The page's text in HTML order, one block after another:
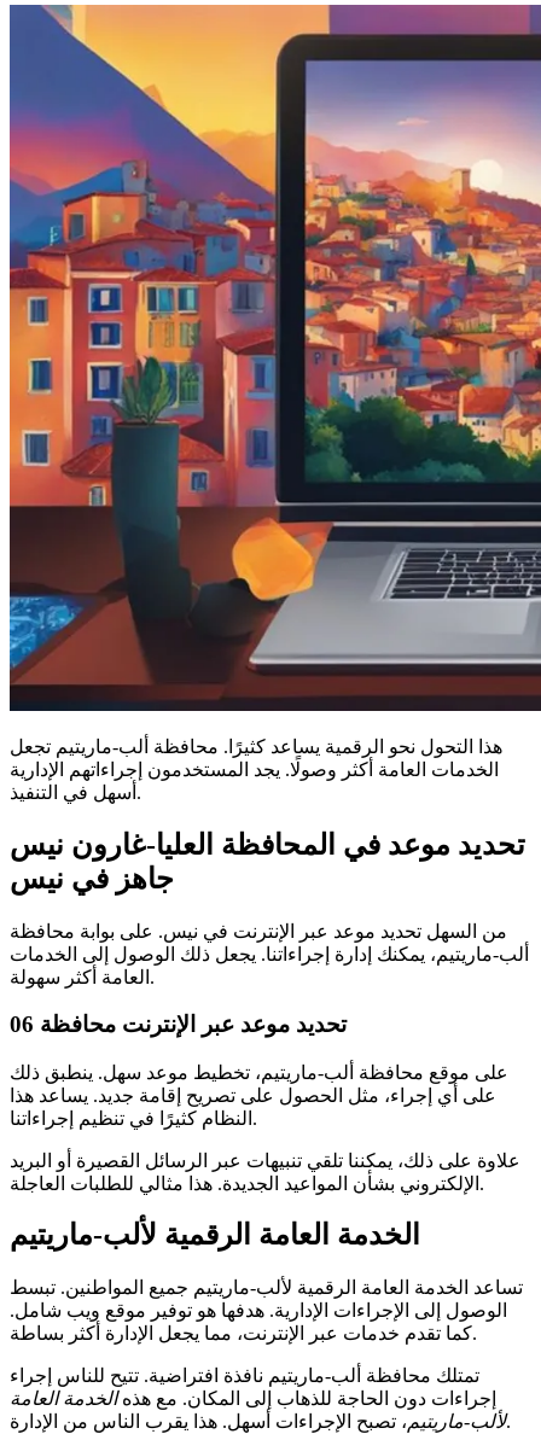
هذا التحول نحو الرقمية يساعد كثيرًا. محافظة ألب-ماريتيم تجعل
الخدمات العامة أكثر وصولًا. يجد المستخدمون إجراءاتهم الإدارية
أسهل في التنفيذ.
تحديد موعد في المحافظة العليا-غارون نيس
جاهز في نيس
من السهل تحديد موعد عبر الإنترنت في نيس. على بوابة محافظة
ألب-ماريتيم، يمكنك إدارة إجراءاتنا. يجعل ذلك الوصول إلى الخدمات
العامة أكثر سهولة.
تحديد موعد عبر الإنترنت محافظة 06
على موقع محافظة ألب-ماريتيم، تخطيط موعد سهل. ينطبق ذلك
على أي إجراء، مثل الحصول على تصريح إقامة جديد. يساعد هذا
النظام كثيرًا في تنظيم إجراءاتنا.
علاوة على ذلك، يمكننا تلقي تنبيهات عبر الرسائل القصيرة أو البريد
الإلكتروني بشأن المواعيد الجديدة. هذا مثالي للطلبات العاجلة.
الخدمة العامة الرقمية لألب-ماريتيم
تساعد الخدمة العامة الرقمية لألب-ماريتيم جميع المواطنين. تبسط
الوصول إلى الإجراءات الإدارية. هدفها هو توفير موقع ويب شامل.
كما تقدم خدمات عبر الإنترنت، مما يجعل الإدارة أكثر بساطة.
تمتلك محافظة ألب-ماريتيم نافذة افتراضية. تتيح للناس إجراء
إجراءات دون الحاجة للذهاب إلى المكان. مع هذهالخدمة العامة
لألب-ماريتيم، تصبح الإجراءات أسهل. هذا يقرب الناس من الإدارة.